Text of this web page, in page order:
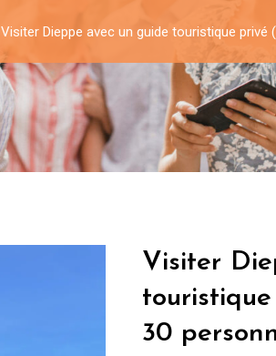
Visiter Dieppe avec un guide touristique privé
Visiter
30